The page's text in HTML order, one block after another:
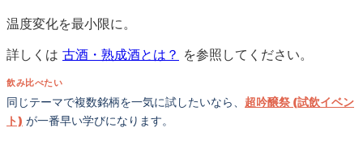
温度変化を最小限に。
詳しくは 古酒・熟成酒とは？ を参照してください。
飲み比べたい
同じテーマで複数銘柄を一気に試したいなら、 超吟醸祭 (試飲イベン
ト) が一番早い学びになります。